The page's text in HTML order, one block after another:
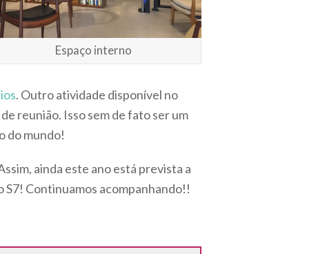
Espaço interno
. Outro atividade disponível no
reunião. Isso sem de fato ser um
do mundo!
ainda este ano está prevista a
S7! Continuamos acompanhando!!